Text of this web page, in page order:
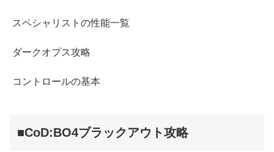
スペシャリストの性能一覧
ダークオプス攻略
コントロールの基本
■CoD:BO4ブラックアウト攻略